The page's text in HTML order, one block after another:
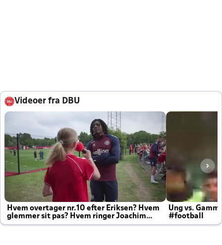
Videoer fra DBU
Hvem overtager nr.10 efter Eriksen? Hvem
glemmer sit pas? Hvem ringer Joachim
altid til efter kampe?
Ung vs.
#football